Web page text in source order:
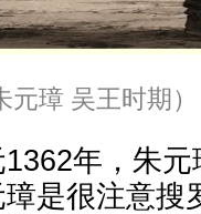
元璋 吴王时期）
年，朱
是很注意搜